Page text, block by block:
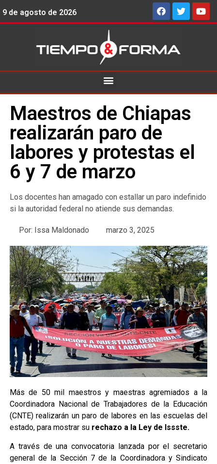
9 de agosto de 2026
Maestros de Chiapas
realizarán paro de
labores y protestas el
6 y 7 de marzo
Los docentes han amagado con estallar un paro indefinido
si la autoridad federal no atiende sus demandas.
Por: Issa Maldonado marzo 3, 2025
Más de 50 mil maestros y maestras agremiados a la
Coordinadora Nacional de Trabajadores de la Educación
(CNTE) realizarán un paro de labores en las escuelas del
estado, para mostrar su rechazo a la Ley de Issste.
A través de una convocatoria lanzada por el secretario
general de la Sección 7 de la Coordinadora y Sindicato